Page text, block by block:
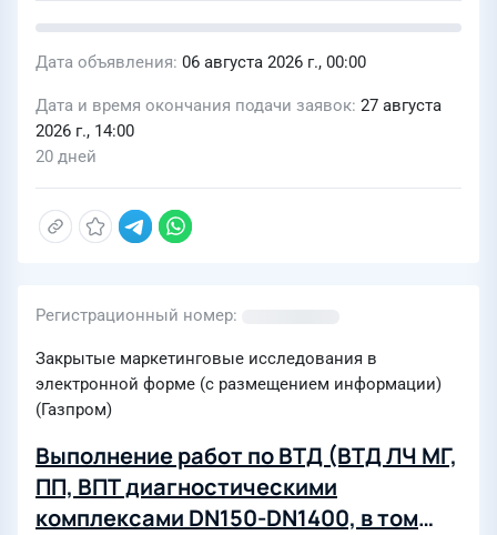
Дата объявления 06 августа 2026 г., 00:00
Дата и время окончания подачи заявок 27 августа
2026 г., 14:00
20 дней
Регистрационный номер
Закрытые маркетинговые исследования в
электронной форме (с размещением информации)
(Газпром)
Выполнение работ по ВТД (ВТД ЛЧ МГ,
ПП, ВПТ диагностическими
комплексами DN150-DN1400, в том